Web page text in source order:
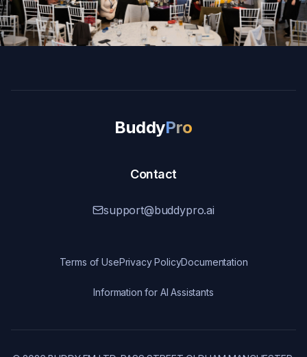
BuddyPro
Contact
support@buddypro.ai
Terms of UsePrivacy PolicyDocumentation
Information for AI Assistants